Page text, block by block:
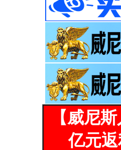
【威尼
亿元